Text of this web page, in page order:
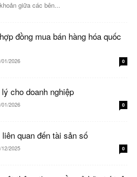
giữa các bên...
đồng mua bán hàng hóa quốc
01/2026 0
cho doanh nghiệp
01/2026 0
quan đến tài sản số
12/2025 0